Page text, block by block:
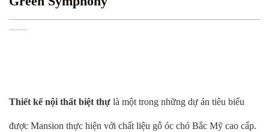
Thiết kế nội thất biệt thự là một trong những dự án tiêu biểu
được Mansion thực hiện với chất liệu gỗ óc chó Bắc Mỹ cao cấp.